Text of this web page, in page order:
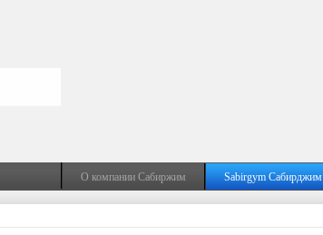
О компании Сабиржим Sabirgym Сабирджим